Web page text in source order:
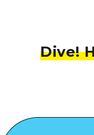
Dive!